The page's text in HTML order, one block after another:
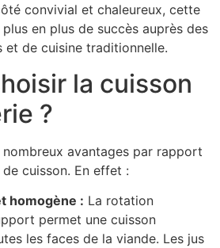
convivial et chaleureux, cette
en plus de succès auprès des
et de cuisine traditionnelle.
la cuisson
?
avantages par rapport
cuisson. En effet :
homogène : La rotation
permet une cuisson
les faces de la viande. Les jus